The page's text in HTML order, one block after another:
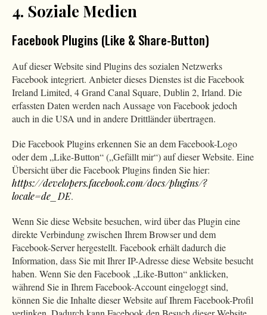
4. Soziale Medien
Facebook Plugins (Like & Share-Button)
Auf dieser Website sind Plugins des sozialen Netzwerks
Facebook integriert. Anbieter dieses Dienstes ist die Facebook
Ireland Limited, 4 Grand Canal Square, Dublin 2, Irland. Die
erfassten Daten werden nach Aussage von Facebook jedoch
auch in die USA und in andere Drittländer übertragen.
Die Facebook Plugins erkennen Sie an dem Facebook-Logo
oder dem „Like-Button“ („Gefällt mir“) auf dieser Website. Eine
Übersicht über die Facebook Plugins finden Sie hier:
https://developers.facebook.com/docs/plugins/?
locale=de_DE.
Wenn Sie diese Website besuchen, wird über das Plugin eine
direkte Verbindung zwischen Ihrem Browser und dem
Facebook-Server hergestellt. Facebook erhält dadurch die
Information, dass Sie mit Ihrer IP-Adresse diese Website besucht
haben. Wenn Sie den Facebook „Like-Button“ anklicken,
während Sie in Ihrem Facebook-Account eingeloggt sind,
können Sie die Inhalte dieser Website auf Ihrem Facebook-Profil